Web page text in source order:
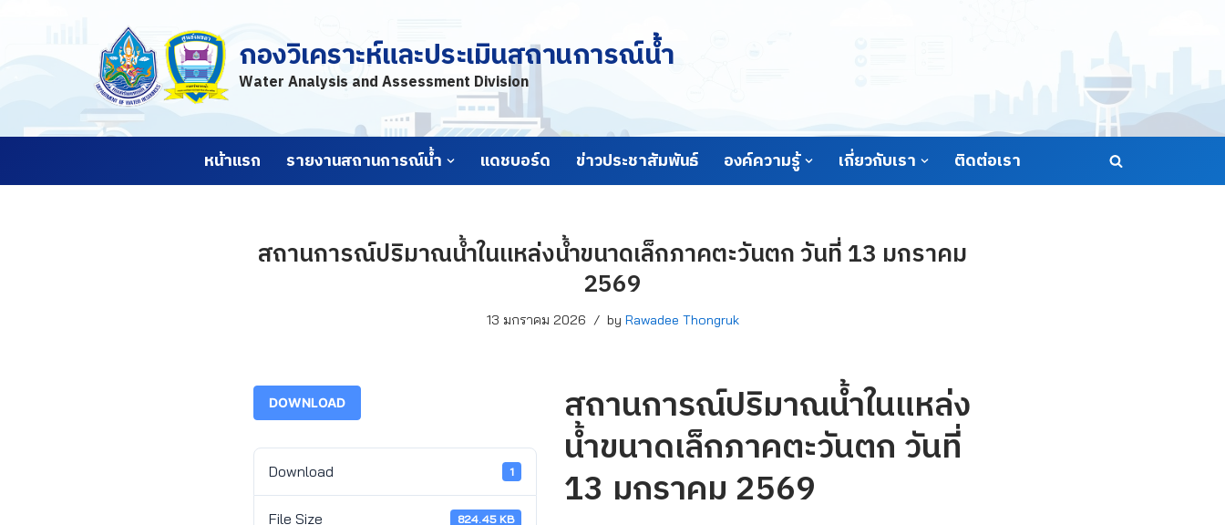
กองวิเคราะห์และประเมินสถานการณ์น้ำ
Water Analysis and Assessment Division
หน้าแรก รายงานสถานการณ์น้ำ แดชบอร์ด ข่าวประชาสัมพันธ์ องค์ความรู้ เกี่ยวกับเรา ติดต่อเรา
สถานการณ์ปริมาณน้ำในแหล่งน้ำขนาดเล็กภาคตะวันตก วันที่ 13 มกราคม
2569
13 มกราคม 2026 by Rawadee Thongruk
DOWNLOAD
Download 1
File Size 824.45 KB
สถานการณ์ปริมาณน้ำในแหล่ง
น้ำขนาดเล็กภาคตะวันตก วันที่
13 มกราคม 2569